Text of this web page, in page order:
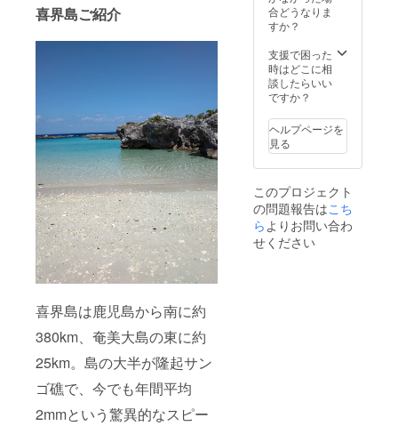
喜界島ご紹介
喜界島は鹿児島から南に約
380km、奄美大島の東に約
25km。島の大半が隆起サン
ゴ礁で、今でも年間平均
2mmという驚異的なスピー
して下
国、産
地 日
本、鹿
児島県
喜界町
原材
料 黒
糖、米
料の原
産地
鹿児島
県大島
郡喜界
品名：
俊寛30
1800ml
品目 本
格焼酎
原材料
(国内製
造、ボ
リビア
製
米こう
じ（タ
イ産
米） ア
ルコー
合どうなりま
すか？
支援で困った
時はどこに相
談したらいい
ですか？
ヘルプページを
見る
このプロジェクト
の問題報告はこち
ら よりお問い合わ
せください